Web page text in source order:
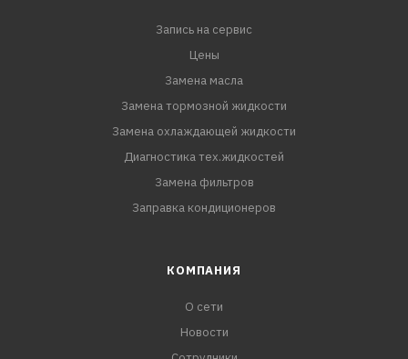
применению. Продукт полностью совместим с
Запись на сервис
Цены
Замена масла
Замена тормозной жидкости
Замена охлаждающей жидкости
Диагностика тех.жидкостей
Замена фильтров
Заправка кондиционеров
КОМПАНИЯ
О сети
Новости